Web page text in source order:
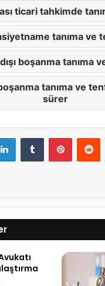
ticari tahkimde
tanıma ve
boşanma tanıma
tanıma ve
sürer
LinkedInTumblr Pinterest